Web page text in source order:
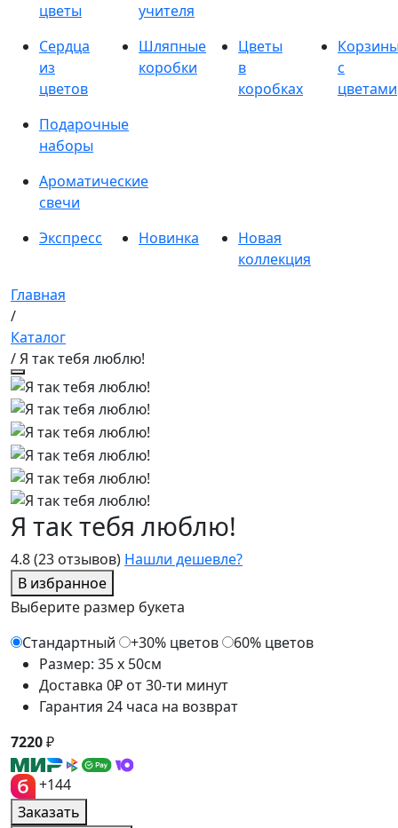
цветы
учителя
Сердца
из
цветов
Шляпные
коробки
Цветы
в
коробках
с
цветами
Подарочные
наборы
Ароматические
свечи
Экспресс
Новинка
Новая
коллекция
Главная
/
Каталог
/ Я так тебя люблю!
4.8(23 отзывов) Нашли дешевле?
В избранное
Я так тебя люблю!
Выберите размер букета
Стандартный
+30% цветов
60% цветов
Размер: 35 x 50см
Доставка 0₽ от 30-ти минут
Гарантия 24 часа на возврат
7220₽
+144
Заказать